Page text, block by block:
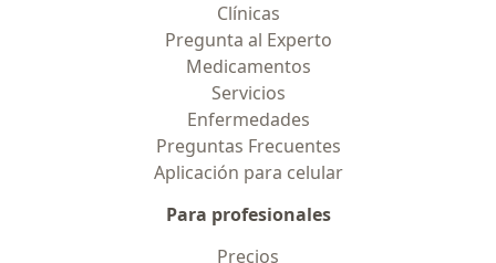
Clínicas
Pregunta al Experto
Medicamentos
Servicios
Enfermedades
Preguntas Frecuentes
Aplicación para celular
Para profesionales
Precios